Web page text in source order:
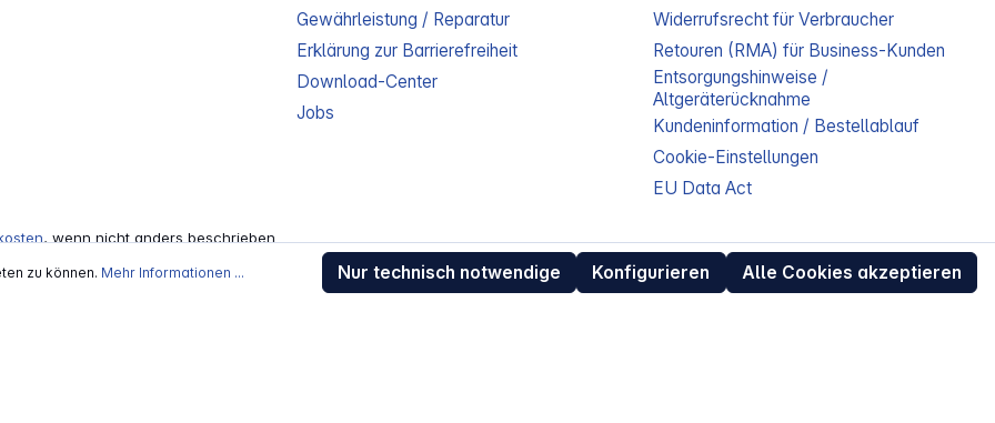
Gewährleistung / Reparatur
Erklärung zur Barrierefreiheit
Download-Center
Jobs
Widerrufsrecht für Verbraucher
Retouren (RMA) für Business-Kunden
Entsorgungshinweise /
Altgeräterücknahme
Kundeninformation / Bestellablauf
Cookie-Einstellungen
EU Data Act
, wenn nicht anders beschrieben
Rechte vorbehalten.
zu können. Mehr Informationen ... Nur technisch notwendige Konfigurieren Alle Cookies akzeptieren